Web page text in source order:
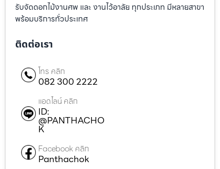
รับจัดดอกไม้งานศพ และ งานไว้อาลัย ทุกประเภท มีหลายสาขา
พร้อมบริการทั่วประเทศ
ติดต่อเรา
โทร คลิก
082 300 2222
แอดไลน์ คลิก
ID:
@PANTHACHO
K
Facebook คลิก
Panthachok